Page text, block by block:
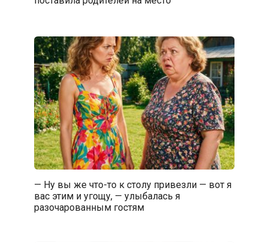
— Ну вы же что-то к столу привезли — вот я
вас этим и угощу, — улыбалась я
разочарованным гостям